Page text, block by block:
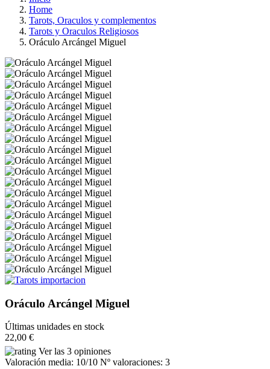
Home
Tarots, Oraculos y complementos
Tarots y Oraculos Religiosos
Oráculo Arcángel Miguel
Oráculo Arcángel Miguel
Últimas unidades en stock
22,00 €
Ver las 3 opiniones
Valoración media: 10/10 Nº valoraciones: 3